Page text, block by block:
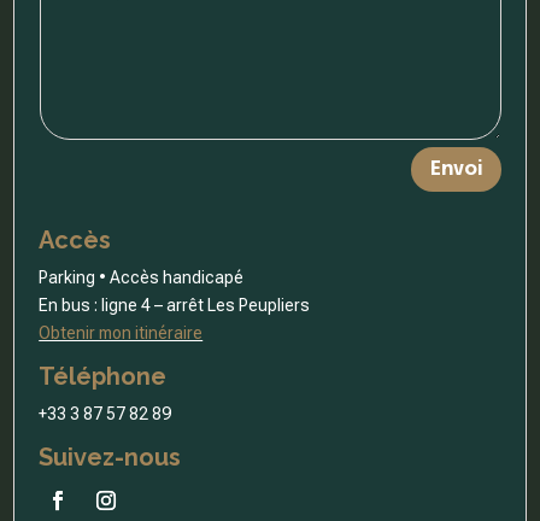
Envoi
Accès
Parking • Accès handicapé
En bus : ligne 4 – arrêt Les Peupliers
Obtenir mon itinéraire
Téléphone
+33 3 87 57 82 89
Suivez-nous